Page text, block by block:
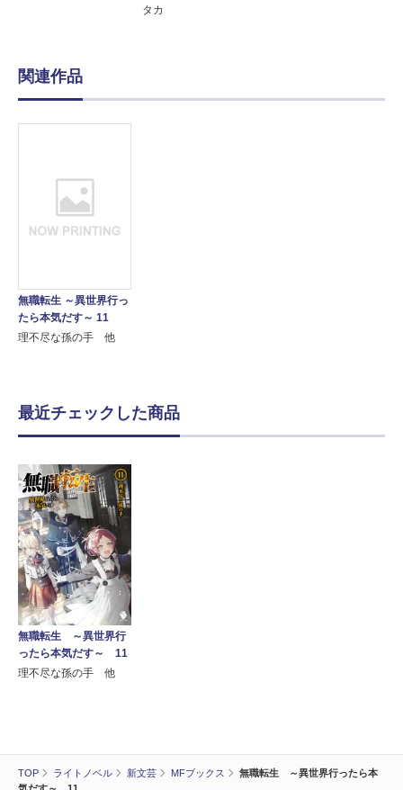
TOP ライトノベル 新文芸 MFブックス
無職転生 ～異世界行ったら本
気だす～ 11
タカ
関連作品
無職転生 ～異世界行っ
たら本気だす～ 11
理不尽な孫の手 他
最近チェックした商品
無職転生 ～異世界行
ったら本気だす～ 11
理不尽な孫の手 他